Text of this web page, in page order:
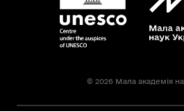
© 2026 Мала академія